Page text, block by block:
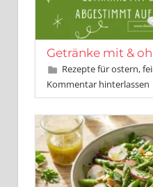
Getränke mit &
April 14, 2025
Leo Kobes
Rezepte für ostern,
Kommentar hinterlassen